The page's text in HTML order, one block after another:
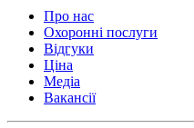
Про нас
Охоронні послуги
Відгуки
Ціна
Медіа
Вакансії